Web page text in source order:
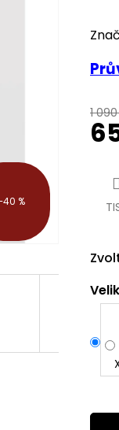
%
1